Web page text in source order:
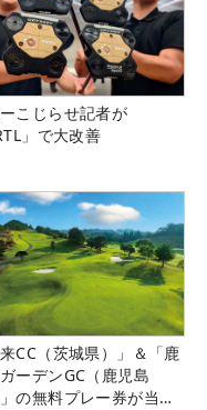
こじらせ記者が
」で大改善
来CC（茨城県）」＆「鹿
ーデンGC（鹿児島
の無料プレー券が当た